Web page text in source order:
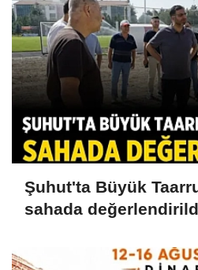
Şuhut'ta Büyük
sahada